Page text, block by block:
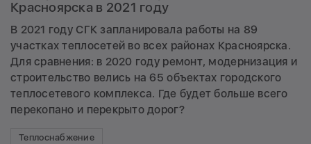
Красноярска в 2021 году
В 2021 году СГК запланировала работы на 89
участках теплосетей во всех районах Красноярска.
Для сравнения: в 2020 году ремонт, модернизация и
строительство велись на 65 объектах городского
теплосетевого комплекса. Где будет больше всего
перекопано и перекрыто дорог?
Теплоснабжение